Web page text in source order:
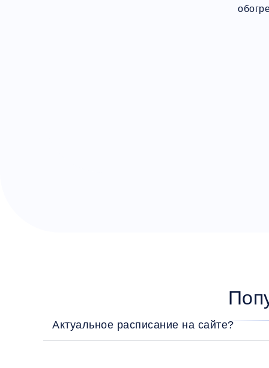
Актуальное расписание на сайте?